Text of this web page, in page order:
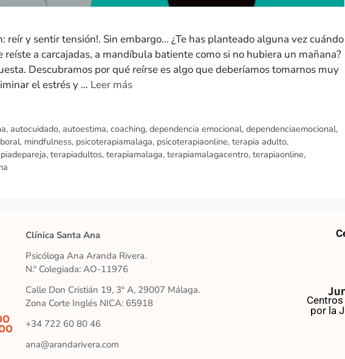
reír y sentir tensión!. Sin embargo… ¿Te has planteado alguna vez cuándo
a carcajadas, a mandíbula batiente como si no hubiera un mañana?
Descubramos por qué reírse es algo que deberíamos tomarnos muy
el estrés y … Leer más
,autocuidado,autoestima,coaching,dependencia emocional,dependenciaemocional,
, mindfulness, psicoterapiamalaga, psicoterapiaonline, terapia adulto,
, terapiadultos, terapiamalaga, terapiamalagacentro, terapiaonline,
Clínica Santa Ana
Psicóloga Ana Aranda Rivera.
N.º Colegiada: AO-11976
Calle Don Cristián 19, 3º A, 29007 Málaga.
Zona Corte Inglés NICA: 65918
+34 722 60 80 46
ana@arandarivera.com
por la